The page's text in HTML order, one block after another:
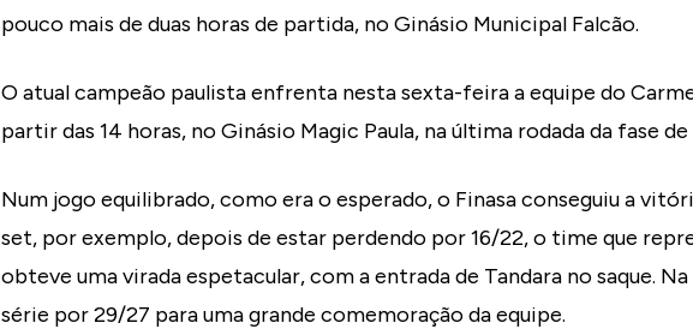
pouco mais de duas horas de partida, no Ginásio Municipal Falcão.
O atual campeão paulista enfrenta nesta sexta-feira a equipe do
partir das 14 horas, no Ginásio Magic Paula, na última rodada da fase
Num jogo equilibrado, como era o esperado, o Finasa conseguiu a
set, por exemplo, depois de estar perdendo por 16/22, o time que
obteve uma virada espetacular, com a entrada de Tandara no saque.
série por 29/27 para uma grande comemoração da equipe.